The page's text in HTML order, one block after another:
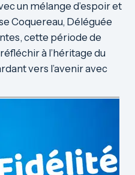
un mélange d’espoir et
Coquereau, Déléguée
cette période de
à l’héritage du
vers l’avenir avec